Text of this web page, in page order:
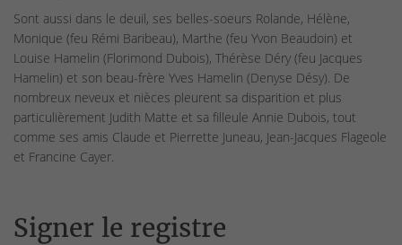
Sont aussi dans le deuil, ses belles-soeurs Rolande, Hélène,
Monique (feu Rémi Baribeau), Marthe (feu Yvon Beaudoin) et
Louise Hamelin (Florimond Dubois), Thérèse Déry (feu Jacques
Hamelin) et son beau-frère Yves Hamelin (Denyse Désy). De
nombreux neveux et nièces pleurent sa disparition et plus
particulièrement Judith Matte et sa filleule Annie Dubois, tout
comme ses amis Claude et Pierrette Juneau, Jean-Jacques Flageole
et Francine Cayer.
Signer le registre